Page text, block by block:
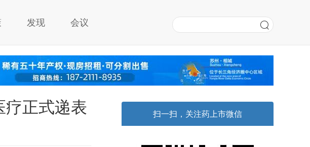
发现 会议
正式递表 扫一扫，关注药上市微信